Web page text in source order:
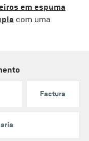
em espuma
com uma
Factura